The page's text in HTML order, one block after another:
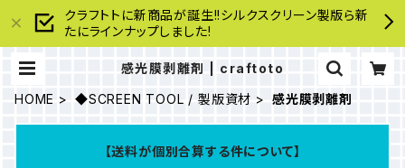
クラフトトに新商品が誕生!!シルクスクリーン製版ら新
たにラインナップしました!
感光膜剥離剤 | craftoto
HOME
◆SCREEN TOOL / 製版資材 感光膜剥離剤
【送料が個別合算する件について】